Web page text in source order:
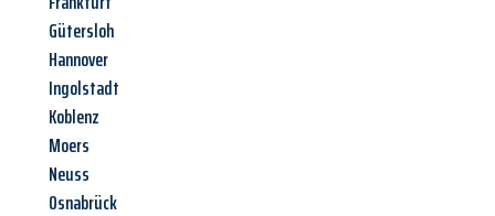
Gütersloh
Hannover
Ingolstadt
Koblenz
Moers
Neuss
Osnabrück